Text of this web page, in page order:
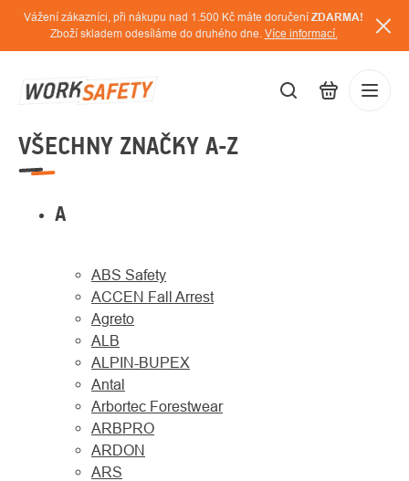
Přejít
obsah
Vážení zákazníci, při nákupu nad 1.500 Kč máte doručení ZDARMA!
Zboží skladem odesíláme do druhého dne. Více informací.
VŠECHNY ZNAČKY A-Z
A
ABS Safety
ACCEN Fall Arrest
Agreto
ALB
ALPIN-BUPEX
Antal
Arbortec Forestwear
ARBPRO
ARDON
ARS